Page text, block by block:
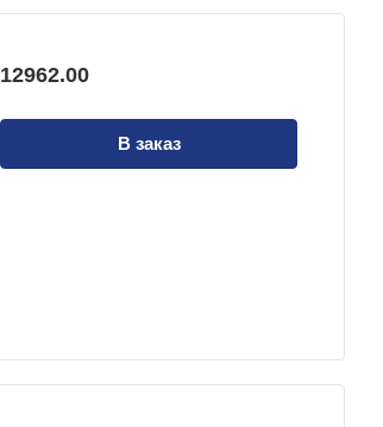
12962.00
В заказ